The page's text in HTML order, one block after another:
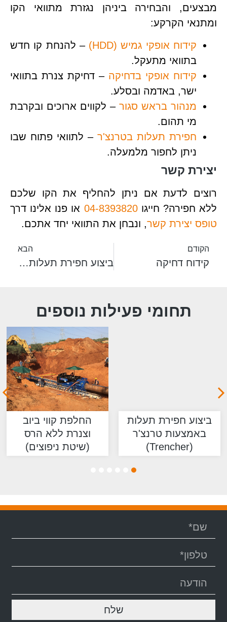
מבצעים, והבחירה ביניהן נגזרת מתוואי הקו
ומתנאי הקרקע:
קידוח אופקי גמיש (HDD)
– להנחת קו חדש
בתוואי מתעקל.
קידוח אופקי בדחיקה– דחיקת צנרת בתוואי
ישר, באדמה ובסלע.
מנהור בראש סגור– לקווים ארוכים ובקרבת
מי תהום.
חפירת תעלות בטרנצ'ר– לתוואי פתוח שבו
ניתן לחפור מלמעלה.
יצירת קשר
רוצים לדעת אם ניתן להחליף את הקו שלכם
ללא חפירה? חייגו04-8393820או פנו אלינו דרך
טופס יצירת קשר, ונבחן את התוואי יחד אתכם.
הקודם
קידוח דחיקה
הבא
ביצוע חפירת תעלות באמצעות טרנצ'ר (Trencher)
תחומי פעילות נוספים
תעלות
טרנצ'ר
החלפת קווי ביוב
וצנרת ללא הרס
(שיטת ניפוצים)
קידוח
שלח